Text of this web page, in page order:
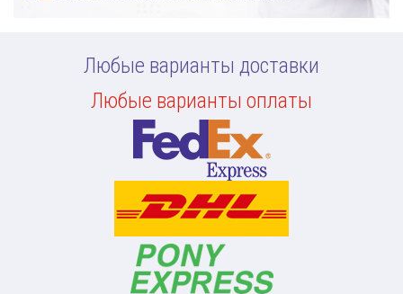
Любые варианты доставки
Любые варианты оплаты